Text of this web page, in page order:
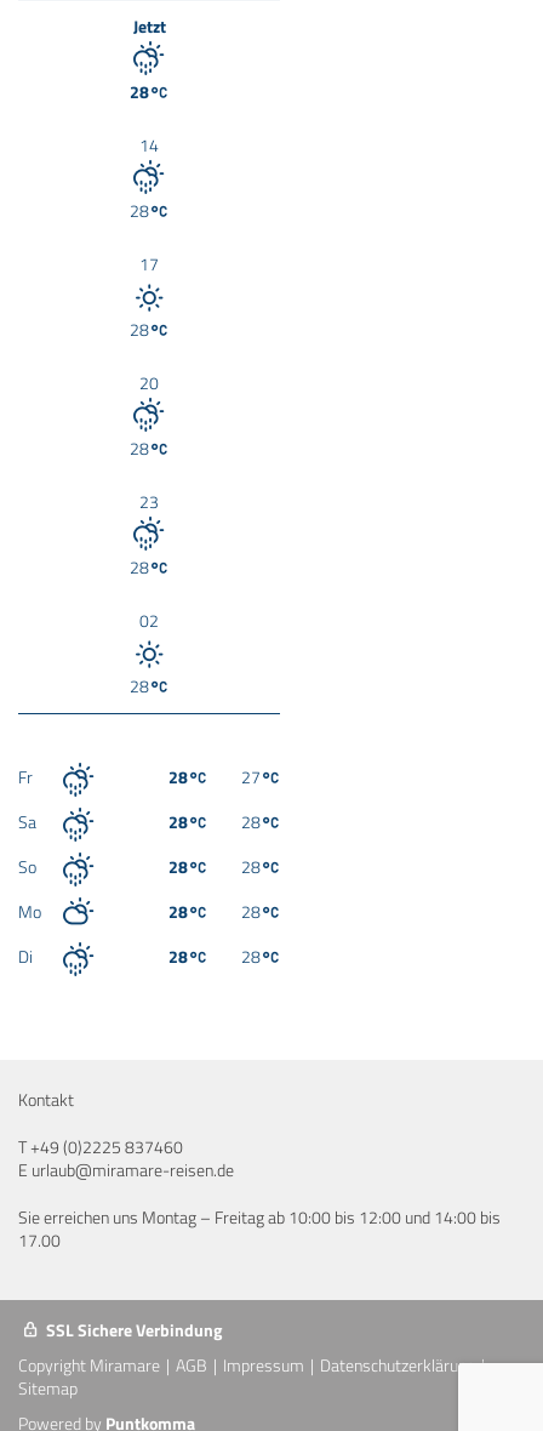
Jetzt
28
14
28
17
28
20
28
23
28
02
28
Fr 27
28
Sa
28
28
So
28
28
Mo
28
28
Di
28
28
Kontakt
T+49 (0)2225 837460
E urlaub@miramare-reisen.de
Sie erreichen uns Montag – Freitag ab 10:00 bis 12:00 und 14:00 bis
17.00
SSL Sichere Verbindung
Copyright Miramare
AGB Impressum
Datenschutzerklärung
Sitemap
Powered by Puntkomma